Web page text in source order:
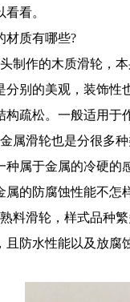
看。
质有哪些?
作的木质滑轮，本
分别的美观，装饰性
疏松。一般适用于
滑轮也是分很多种
种属于金属的冷硬的
属的防腐蚀性能不怎
滑轮，样式品种繁
且防水性能以及放腐